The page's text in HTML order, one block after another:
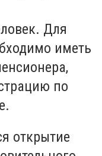
Для
иметь
по
открытие